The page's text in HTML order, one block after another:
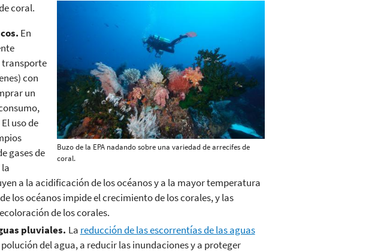
coral.
Buzo de la EPA nadando sobre una variedad de arrecifes de
coral.
En
transporte
con
un
uso de
gases de
a la acidificación de los océanos y a la mayor temperatura
los océanos impide el crecimiento de los corales, y las
de los corales.
pluviales. La reducción de las escorrentías de las aguas
del agua, a reducir las inundaciones y a proteger